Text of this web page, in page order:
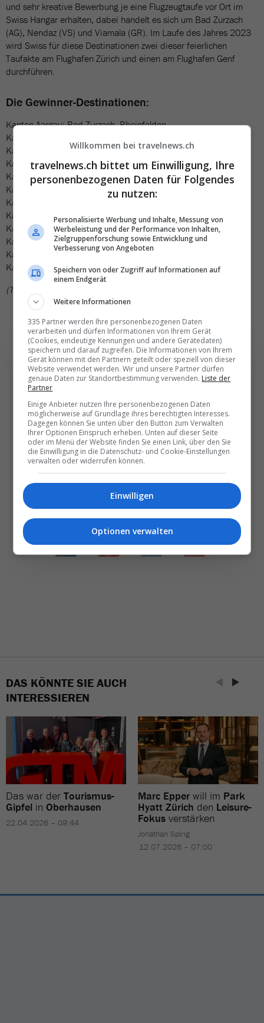
und sehr kreative Bewerbung je eine Flugzeugtaufe vor Ort im
Swiss Hangar erhalten, dabei handelt es sich um Bad Zurzach
(AG), Nendaz (VS) und Viamala (GR). Im Laufe des Jahres 2023
wird Swiss für diese Destinationen zwei dieser feierlichen
Taufakte am Flughafen Zürich und einen am Flughafen Genf
durchführen.
Die Gewinner-Destinationen:
Kanton Aargau: Bad Zurzach, Rheinfelden
Kanton Bern: Haslital
Kanton Fribourg: La Gruyère
Kanton Glarus: Braunwald
Kanton Graubünden: Lenzerheide, Val Surses, Viamala
Kanton Luzern: Sempach, Willisau
Kanton Schwyz: Brunnen, Morschach
Kanton Solothurn: Solothurn
Kanton St. Gallen: Rapperswil-Jona
Kanton Tessin: Mendrisio, Verzasca
Kanton Uri: Andermatt, Rütli
Kanton Wallis: Nendaz, Saas-Fee
(TN)
Die wichtigsten und
besten News direkt in
Ihr E‑Mail-Postfach
Täglich oder wöchentlich, mit mehr Insights oder
weniger. Bei Travel­news haben Sie die Wahl.
NEWSLETTER ENTDECKEN
DAS KÖNNTE SIE AUCH
INTERESSIEREN
Das war der Tourismus-
Gipfel in Oberhausen
22.04.2026 – 09:44
Marc Epper will im Park
Hyatt Zürich den Leisure-
Fokus verstärken
Jonathan Spirig
12.07.2026 – 07:00
Willkommen bei travelnews.ch
travelnews.ch bittet um Einwilligung, Ihre
personenbezogenen Daten für Folgendes
zu nutzen:
Personalisierte Werbung und Inhalte, Messung von
Werbeleistung und der Performance von Inhalten,
Zielgruppenforschung sowie Entwicklung und
Verbesserung von Angeboten
Speichern von oder Zugriff auf Informationen auf
einem Endgerät
Weitere Informationen
335 Partner werden Ihre personenbezogenen Daten
verarbeiten und dürfen Informationen von Ihrem Gerät
(Cookies, eindeutige Kennungen und andere Gerätedaten)
speichern und darauf zugreifen. Die Informationen von Ihrem
Gerät können mit den Partnern geteilt oder speziell von dieser
Website verwendet werden. Wir und unsere Partner dürfen
genaue Daten zur Standortbestimmung verwenden. Liste der
Partner
Einige Anbieter nutzen Ihre personenbezogenen Daten
möglicherweise auf Grundlage ihres berechtigten Interesses.
Dagegen können Sie unten über den Button zum Verwalten
Ihrer Optionen Einspruch erheben. Unten auf dieser Seite
oder im Menü der Website finden Sie einen Link, über den Sie
die Einwilligung in die Datenschutz- und Cookie-Einstellungen
verwalten oder widerrufen können.
Einwilligen
Optionen verwalten